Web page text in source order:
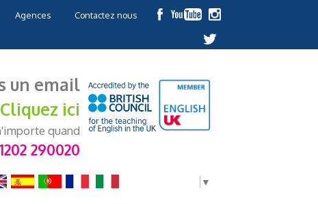
Agences Contactez nous
un email
Cliquez ici
quand
290020
▼